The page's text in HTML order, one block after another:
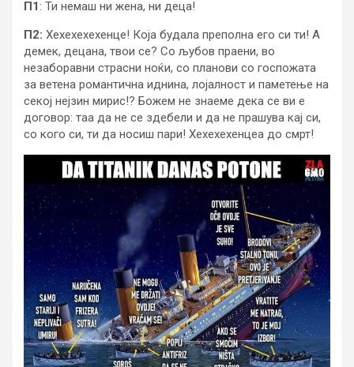
П1: Ти немаш ни жена, ни деца!
П2: Хехехехехенце! Која будала преполна его си ти! А
демек, децана, твои се? Со љубов праени, во
незаборавни страсни ноќи, со планови со госпожата
за ветена романтична иднина, лојалност и паметење на
секој нејзин мирис!? Божем не знаеме дека се ви е
договор: таа да не се здебели и да не прашува кај си,
со кого си, ти да носиш пари! Хехехехенцеа до смрт!